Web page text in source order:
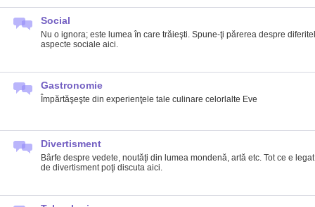
Social
Nu o ignora; este lumea în care trăieşti. Spune-ţi părerea despre
aspecte sociale aici.
Gastronomie
Împărtăşeşte din experienţele tale culinare celorlalte Eve
Divertisment
Bârfe despre vedete, noutăţi din lumea mondenă, artă etc. Tot ce e legat
de divertisment poţi discuta aici.